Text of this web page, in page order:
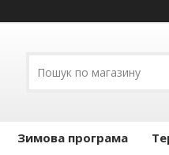
Зимова програма